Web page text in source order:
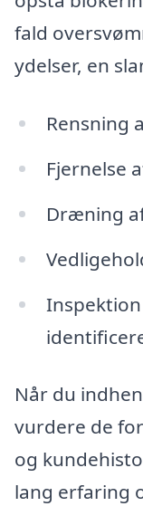
fald
ydelser, en
Rensning
Fjernelse
Dræning
Når du
vurdere de
og
lang erfaring